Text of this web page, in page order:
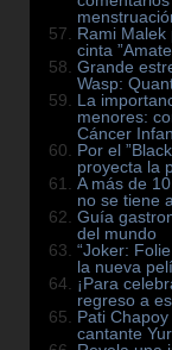
Rami
cinta
Grande
Wasp:
La
menores:
Cáncer
Por el
proyecta la
A más de
no se tiene
Guía
del mundo
“Joker:
la nueva
¡Para
regreso a
Pati
cantante